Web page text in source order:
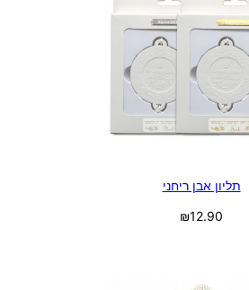
תליון אבן ריחני
₪12.90